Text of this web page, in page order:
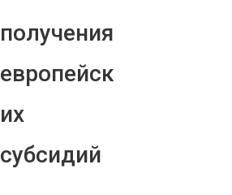
получения
европейск
их
субсидий